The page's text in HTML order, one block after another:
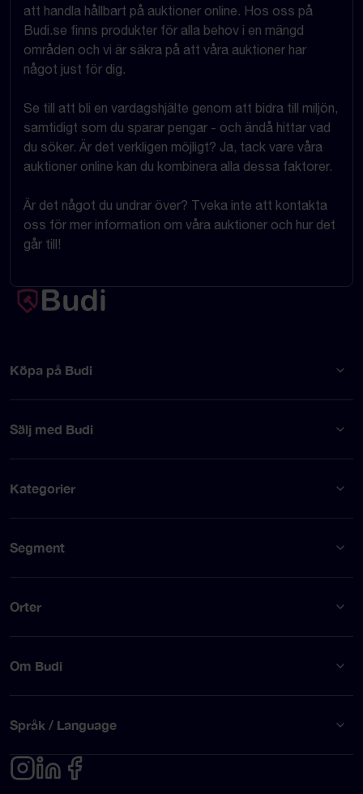
att handla hållbart på auktioner online. Hos oss på
Budi.se finns produkter för alla behov i en mängd
områden och vi är säkra på att våra auktioner har
något just för dig.
Se till att bli en vardagshjälte genom att bidra till miljön,
samtidigt som du sparar pengar - och ändå hittar vad
du söker. Är det verkligen möjligt? Ja, tack vare våra
auktioner online kan du kombinera alla dessa faktorer.
Är det något du undrar över? Tveka inte att kontakta
oss för mer information om våra auktioner och hur det
går till!
Köpa på Budi
Sälj med Budi
Kategorier
Segment
Orter
Om Budi
Språk / Language